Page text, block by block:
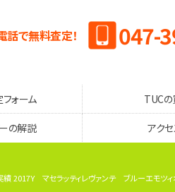
話で無料査定！ 047-
ォーム TUC
の解説 アク
績 2017Y マセラッティレヴァンテ ブルーエモツ